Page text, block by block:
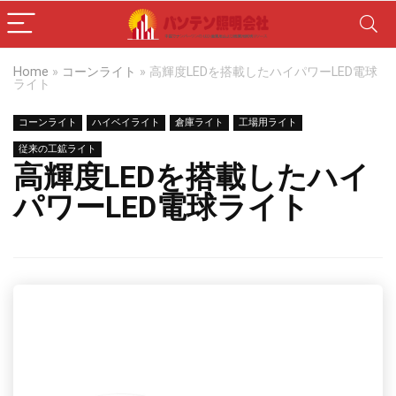
Home » コーンライト » 高輝度LEDを搭載したハイパワーLED電球
ライト
コーンライト ハイベイライト 倉庫ライト 工場用ライト
従来の工鉱ライト
高輝度LEDを搭載したハイ
パワーLED電球ライト